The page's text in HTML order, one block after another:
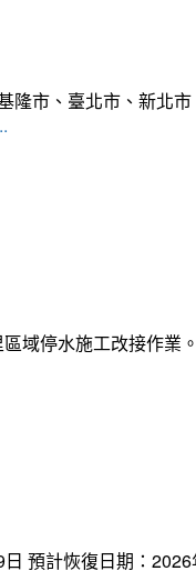
隆市、臺北市、新北
域停水施工改接作業。
預計恢復日期：